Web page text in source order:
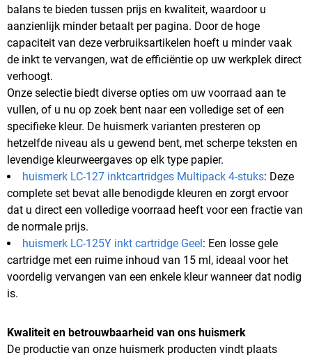
balans te bieden tussen prijs en kwaliteit, waardoor u
aanzienlijk minder betaalt per pagina. Door de hoge
capaciteit van deze verbruiksartikelen hoeft u minder vaak
de inkt te vervangen, wat de efficiëntie op uw werkplek direct
verhoogt.
Onze selectie biedt diverse opties om uw voorraad aan te
vullen, of u nu op zoek bent naar een volledige set of een
specifieke kleur. De huismerk varianten presteren op
hetzelfde niveau als u gewend bent, met scherpe teksten en
levendige kleurweergaves op elk type papier.
huismerk LC-127 inktcartridges Multipack 4-stuks: Deze
complete set bevat alle benodigde kleuren en zorgt ervoor
dat u direct een volledige voorraad heeft voor een fractie van
de normale prijs.
huismerk LC-125Y inkt cartridge Geel: Een losse gele
cartridge met een ruime inhoud van 15 ml, ideaal voor het
voordelig vervangen van een enkele kleur wanneer dat nodig
is.
Kwaliteit en betrouwbaarheid van ons huismerk
De productie van onze huismerk producten vindt plaats